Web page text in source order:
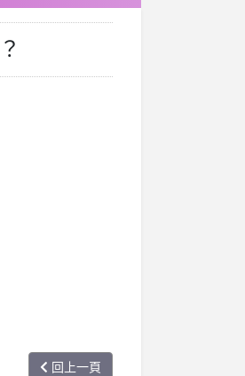
回上一頁